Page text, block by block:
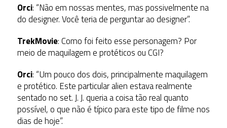
Orci: “Não em nossas mentes, mas possivelmente na
do designer. Você teria de perguntar ao designer”.
TrekMovie: Como foi feito esse personagem? Por
meio de maquilagem e protéticos ou CGI?
Orci: “Um pouco dos dois, principalmente maquilagem
e protético. Este particular alien estava realmente
sentado no set. J. J. queria a coisa tão real quanto
possível, o que não é típico para este tipo de filme nos
dias de hoje”.